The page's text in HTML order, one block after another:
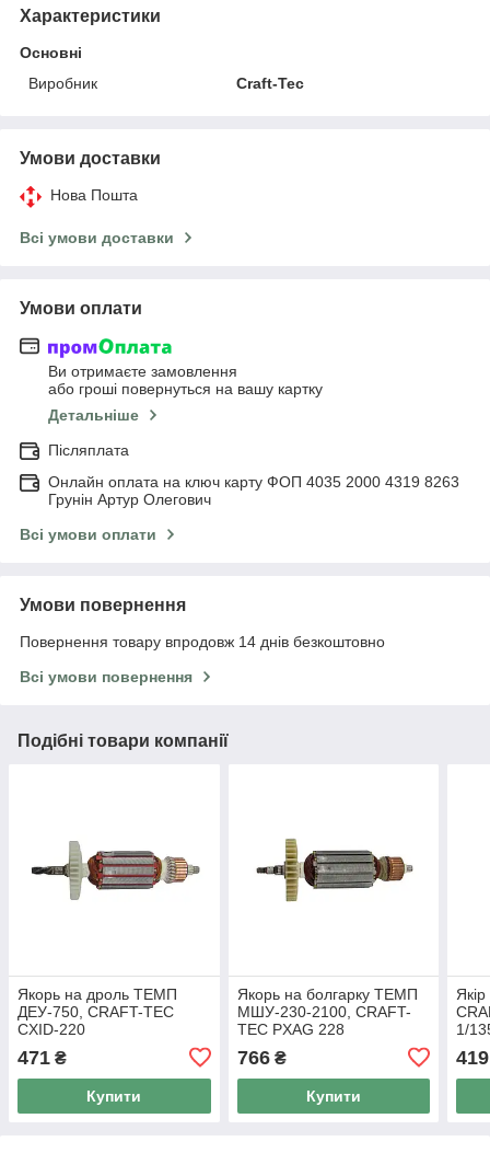
Характеристики
Основні
Виробник
Craft-Tec
Умови доставки
Нова Пошта
Всі умови доставки
Умови оплати
Ви отримаєте замовлення
або гроші повернуться на вашу картку
Детальніше
Післяплата
Онлайн оплата на ключ карту ФОП 4035 2000 4319 8263
Грунін Артур Олегович
Всі умови оплати
Умови повернення
Повернення товару впродовж 14 днів безкоштовно
Всі умови повернення
Подібні товари компанії
Якорь на дроль ТЕМП
ДЕУ-750, CRAFT-TEC
CXID-220
471 ₴
Купити
Якорь на болгарку ТЕМП
МШУ-230-2100, CRAFT-
TEC PXAG 228
766₴
Купити
1/
419